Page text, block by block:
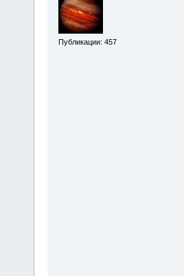
Публикации: 457